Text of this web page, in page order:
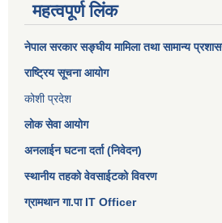
महत्वपूर्ण लिंक
नेपाल सरकारसङ्घीय मामिला तथा सामान्य
राष्ट्रिय सूचना आयोग
कोशी प्रदेश
लोक सेवा आयोग
अनलाईन घटना दर्ता (निवेदन)
स्थानीय तहको वेवसाईटको विवरण
ग्रामथान गा.पा IT Officer